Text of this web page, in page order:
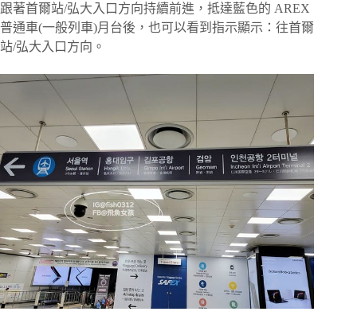
跟著首爾站/弘大入口方向持續前進，抵達藍色的 AREX
普通車(一般列車)月台後，也可以看到指示顯示：往首爾
站/弘大入口方向。